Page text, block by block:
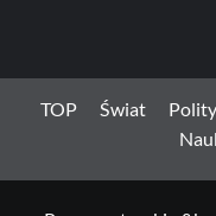
TOP Świat